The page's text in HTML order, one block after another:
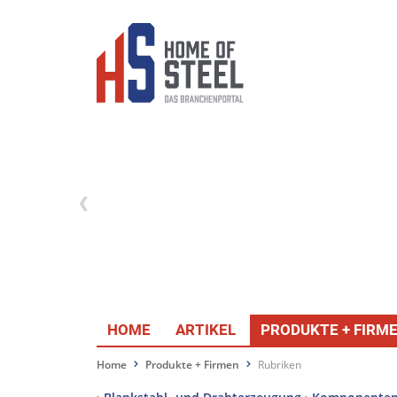
HOME ARTIKEL PRODUKTE +
Home Produkte + Firmen Rubriken